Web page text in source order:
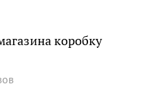
коробку